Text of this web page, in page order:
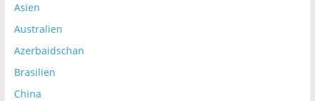
Asien
Australien
Azerbaidschan
Brasilien
China